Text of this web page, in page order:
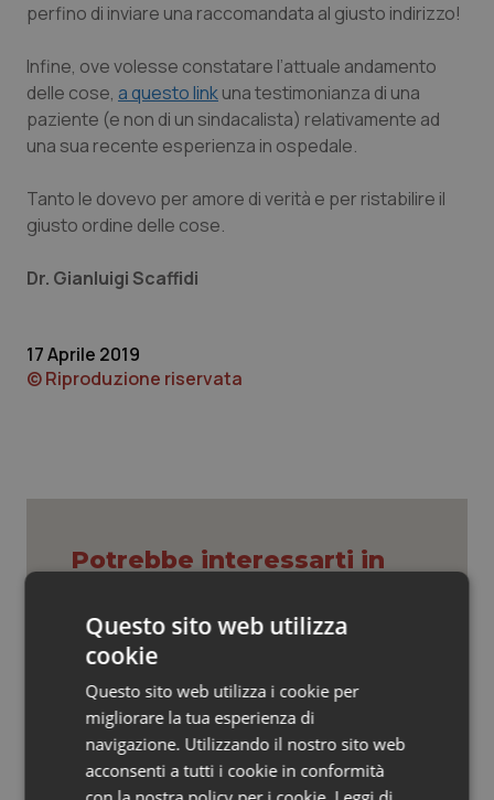
Puglia
Sardegna
Sicilia
Toscana
Veneto
Malattie rare
Malattia di Crohn & Rettocolite Ulcerosa
Neuroscienze & patologie neurodegenerative
Obesità
Oncoematologia
Quotidiano Oncologia
Quotidiano Pediatria
Rene & patologie urogenitali
perfino di inviare una raccomandata al giusto indirizzo!
Infine, ove volesse constatare l’attuale andamento
delle cose, a questo linkuna testimonianza di una
paziente (e non di un sindacalista) relativamente ad
una sua recente esperienza in ospedale.
Tanto le dovevo per amore di verità e per ristabilire il
giusto ordine delle cose.
Dr. Gianluigi Scaffidi
17 Aprile 2019
© Riproduzione riservata
Potrebbe interessarti in
Il contratto della sanità e i frutti
avvelenati del neocorporativismo
Arpal, Fsr e perimetrazione delle
spese
Questo sito web utilizza
cookie
Questo sito web utilizza i cookie per
migliorare la tua esperienza di
navigazione. Utilizzando il nostro sito web
acconsenti a tutti i cookie in conformità